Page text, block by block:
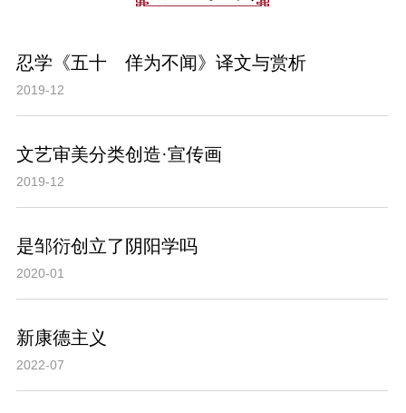
忍学《五十 佯为不闻》译文与赏析
2019-12
文艺审美分类创造·宣传画
2019-12
是邹衍创立了阴阳学吗
2020-01
新康德主义
2022-07